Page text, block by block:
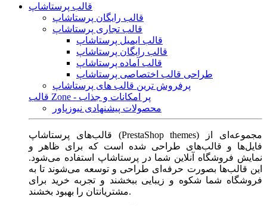
قالب پرستاشاپ
قالب رایگان پرستاشاپ
قالب تجاری پرستاشاپ
قالب ایمیل پرستاشاپ
قالب رایگان پرستاشاپ
قالب آماده پرستاشاپ
طراحی قالب اختصاصی پرستاشاپ
پرفروش ترین قالب های پرستاشاپ
قالب Zone - پر امکانات و جذاب
محصولات پیشنهادی نیوزپاور
قالب‌های پرستاشاپ (PrestaShop themes) مجموعه‌ای از
فایل‌ها و قالب‌های طراحی شده است که برای ظاهر و
نمایش فروشگاه آنلاین شما در پرستاشاپ استفاده می‌شود.
این قالب‌ها بصورت حرفه‌ای طراحی و توسعه می‌شوند تا به
فروشگاه شما شکوه و زیبایی ببخشند و تجربه خرید برای
مشتریانتان را بهبود بخشند.